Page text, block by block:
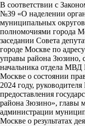
В соответствии с
№39 «О наделении
муниципальных
полномочиями города
заседании Совета
городе Москве по
управы района Зюзино,
начальника отдела МВД
Москве о состоянии
2024 году,
предоставления
района Зюзино», главы
администрации
Москве о результатах